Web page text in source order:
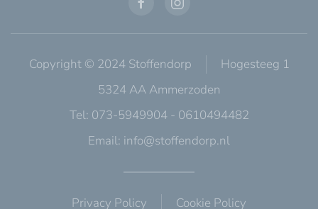
Copyright © 2024 Stoffendorp
Hogesteeg 1
5324 AA Ammerzoden
Tel: 073-5949904 - 0610494482
Email: info@stoffendorp.nl
Privacy Policy Cookie Policy